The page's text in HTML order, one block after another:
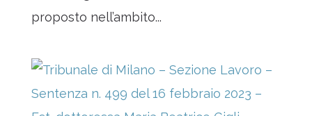
proposto nell’ambito...